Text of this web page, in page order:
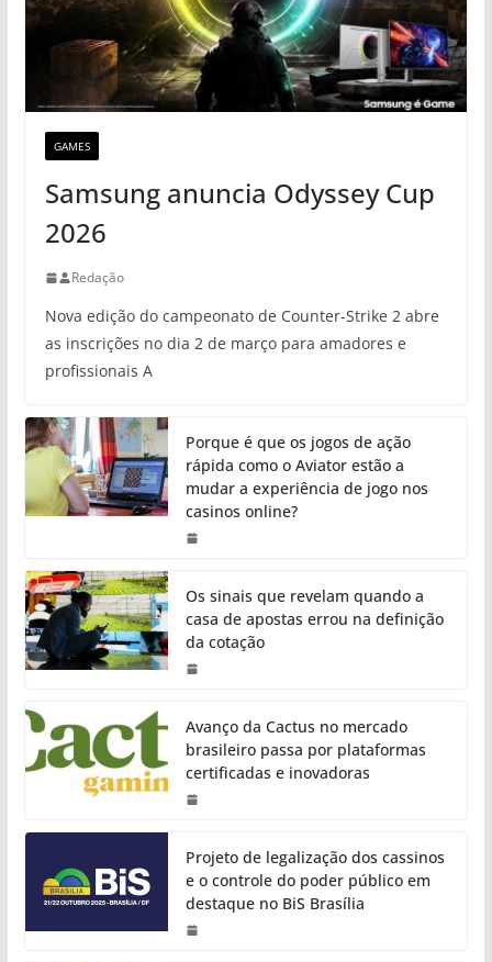
GAMES
Samsung anuncia Odyssey Cup
2026
Redação
Nova edição do campeonato de Counter-Strike 2 abre
as inscrições no dia 2 de março para amadores e
profissionais A
Porque é que os jogos de ação
rápida como o Aviator estão a
mudar a experiência de jogo nos
casinos online?
Os sinais que revelam quando a
casa de apostas errou na definição
da cotação
Avanço da Cactus no mercado
brasileiro passa por plataformas
certificadas e inovadoras
Projeto de legalização dos cassinos
e o controle do poder público em
destaque no BiS Brasília